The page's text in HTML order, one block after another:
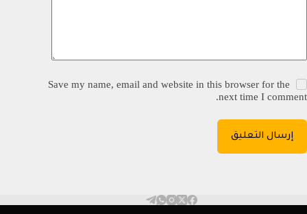
Save my name, email and website in this browser for the
next time I comment.
إرسال التعليق